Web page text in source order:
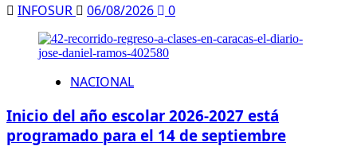
INFOSUR 06/08/2026 0
NACIONAL
Inicio del año escolar 2026-2027 está
programado para el 14 de septiembre